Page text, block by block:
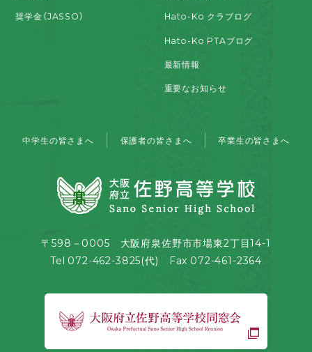
奨学金（JASSO）
Hato-Ko クラブログ
Hato-Ko PTAブログ
最新情報
重要なお知らせ
中学生の皆さまへ 保護者の皆さまへ 卒業生の皆さまへ
〒598－0005 大阪府泉佐野市市場東2丁目14-1
Tel 072-462-3825(代) Fax 072-461-2364